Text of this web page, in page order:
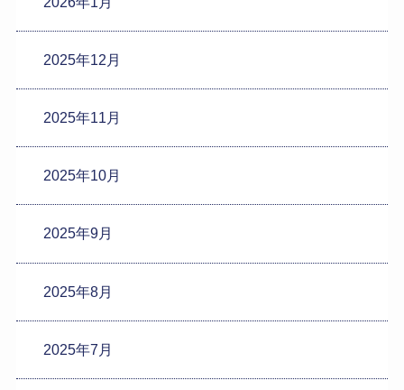
2025年12月
2025年11月
2025年10月
2025年9月
2025年8月
2025年7月